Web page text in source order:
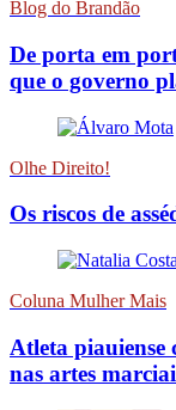
Blog do Brandão
De porta em
que o governo
Olhe Direito!
Os riscos de
Coluna Mulher Mais
Atleta piauiense
nas artes